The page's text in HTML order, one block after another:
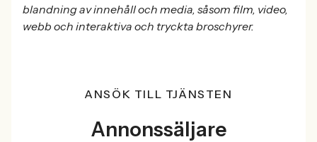
blandning av innehåll och media, såsom film, video,
webb och interaktiva och tryckta broschyrer.
ANSÖK TILL TJÄNSTEN
Annonssäljare